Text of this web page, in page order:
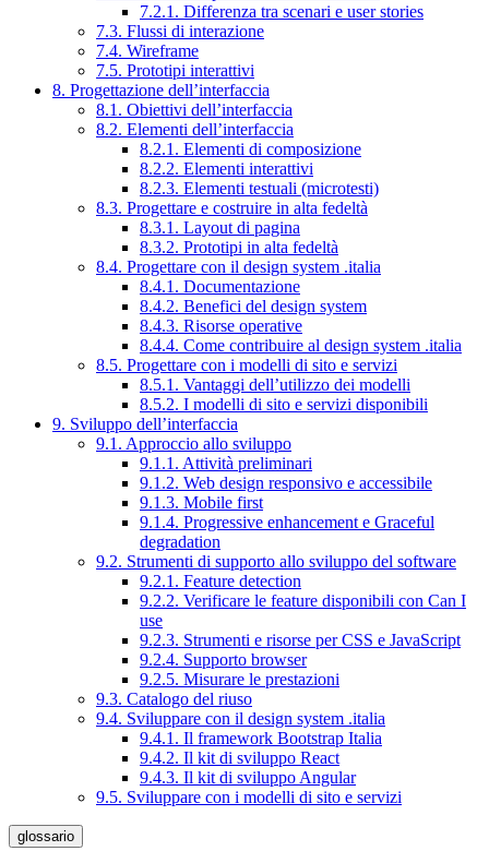
7.2.1. Differenza tra scenari e user stories
7.3. Flussi di interazione
7.4. Wireframe
7.5. Prototipi interattivi
8. Progettazione dell’interfaccia
8.1. Obiettivi dell’interfaccia
8.2. Elementi dell’interfaccia
8.2.1. Elementi di composizione
8.2.2. Elementi interattivi
8.2.3. Elementi testuali (microtesti)
8.3. Progettare e costruire in alta fedeltà
8.3.1. Layout di pagina
8.3.2. Prototipi in alta fedeltà
8.4. Progettare con il design system .italia
8.4.1. Documentazione
8.4.2. Benefici del design system
8.4.3. Risorse operative
8.4.4. Come contribuire al design system .italia
8.5. Progettare con i modelli di sito e servizi
8.5.1. Vantaggi dell’utilizzo dei modelli
8.5.2. I modelli di sito e servizi disponibili
9. Sviluppo dell’interfaccia
9.1. Approccio allo sviluppo
9.1.1. Attività preliminari
9.1.2. Web design responsivo e accessibile
9.1.3. Mobile first
9.1.4. Progressive enhancement e Graceful
degradation
9.2. Strumenti di supporto allo sviluppo del software
9.2.1. Feature detection
9.2.2. Verificare le feature disponibili con Can I
use
9.2.3. Strumenti e risorse per CSS e JavaScript
9.2.4. Supporto browser
9.2.5. Misurare le prestazioni
9.3. Catalogo del riuso
9.4. Sviluppare con il design system .italia
9.4.1. Il framework Bootstrap Italia
9.4.2. Il kit di sviluppo React
9.4.3. Il kit di sviluppo Angular
9.5. Sviluppare con i modelli di sito e servizi
glossario